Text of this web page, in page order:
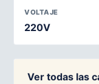
VOLTAJE
220V
Ver todas las